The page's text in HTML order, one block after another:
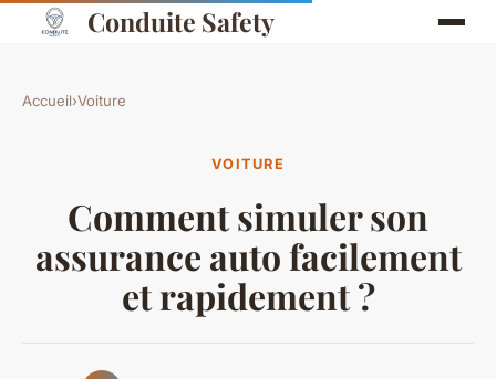
Conduite Safety
Accueil›Voiture
VOITURE
Comment simuler son
assurance auto facilement
et rapidement ?